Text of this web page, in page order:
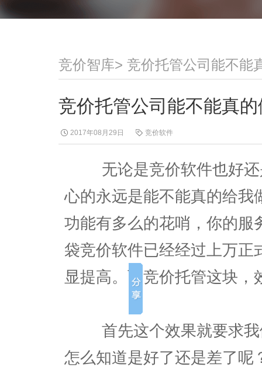
竞价智库> 竞价托管公司能不能
竞价托管公司能不能真
2017年08月29日 竞价软件
无论是竞价软件也好还
心的永远是能不能真的给我
功能有多么的花哨，你的服
袋竞价软件已经经过上万正
显提高。而竞价托管这块，
首先这个效果就要求我
怎么知道是好了还是差了呢